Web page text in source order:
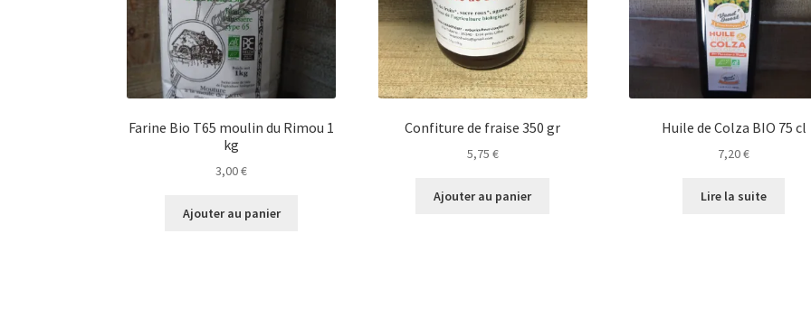
Farine Bio T65 moulin du Rimou 1
kg
3,00€
Ajouter au panier
Confiture de fraise 350 gr
5,75 €
Ajouter au panier
Huile de Colza BIO 75 cl
7,20€
Lire la suite